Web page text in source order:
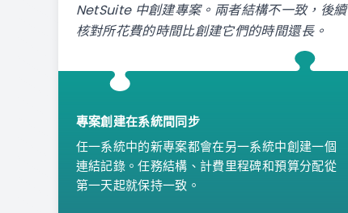
NetSuite 中創建專案。兩者結構不一致，後續
核對所花費的時間比創建它們的時間還長。
專案創建在系統間同步
任一系統中的新專案都會在另一系統中創建一個
連結記錄。任務結構、計費里程碑和預算分配從
第一天起就保持一致。